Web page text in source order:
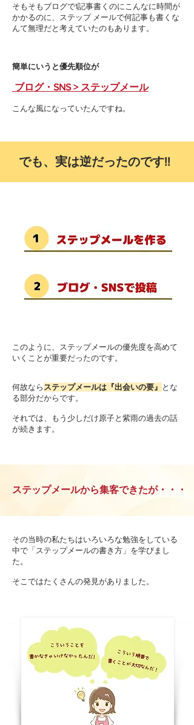
そもそもブログで1記事書くのにこんなに時間が
かかるのに、ステップ メールで何記事も書くな
んて無理だと考えていたのもあります。
簡単にいうと優先順位が
ブログ・SNS > ステップメール
こんな風になっていたんですね。
でも、実は逆だったのです!!
このように、ステップメールの優先度を高めて
いくことが重要だったのです。
何故なら ステップメールは『出会いの要』 とな
る部分だからです。
それでは、もう少しだけ原子と紫雨の過去の話
が続きます。
ステップメールから集客できたが・・・
その当時の私たちはいろいろな勉強をしている
中で「ステップメールの書き方」を学びまし
た。
そこではたくさんの発見がありました。